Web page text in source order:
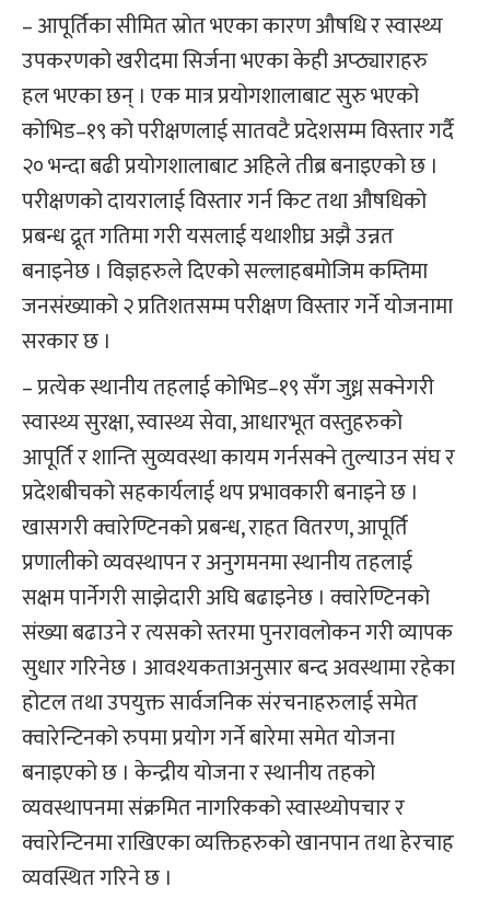
– आपूर्तिका सीमित स्रोत भएका कारण औषधि र स्वास्थ्य
उपकरणको खरीदमा सिर्जना भएका केही अप्ठ्याराहरु
हल भएका छन् । एक मात्र प्रयोगशालाबाट सुरु भएको
कोभिड–१९ को परीक्षणलाई सातवटै प्रदेशसम्म विस्तार गर्दै
२० भन्दा बढी प्रयोगशालाबाट अहिले तीब्र बनाइएको छ ।
परीक्षणको दायरालाई विस्तार गर्न किट तथा औषधिको
प्रबन्ध द्रूत गतिमा गरी यसलाई यथाशीघ्र अझै उन्नत
बनाइनेछ । विज्ञहरुले दिएको सल्लाहबमोजिम कम्तिमा
जनसंख्याको २ प्रतिशतसम्म परीक्षण विस्तार गर्ने योजनामा
सरकार छ ।
– प्रत्येक स्थानीय तहलाई कोभिड–१९ सँग जुध्न सक्नेगरी
स्वास्थ्य सुरक्षा, स्वास्थ्य सेवा, आधारभूत वस्तुहरुको
आपूर्ति र शान्ति सुव्यवस्था कायम गर्नसक्ने तुल्याउन संघ र
प्रदेशबीचको सहकार्यलाई थप प्रभावकारी बनाइने छ ।
खासगरी क्वारेण्टिनको प्रबन्ध, राहत वितरण, आपूर्ति
प्रणालीको व्यवस्थापन र अनुगमनमा स्थानीय तहलाई
सक्षम पार्नेगरी साझेदारी अघि बढाइनेछ । क्वारेण्टिनको
संख्या बढाउने र त्यसको स्तरमा पुनरावलोकन गरी व्यापक
सुधार गरिनेछ । आवश्यकताअनुसार बन्द अवस्थामा रहेका
होटल तथा उपयुक्त सार्वजनिक संरचनाहरुलाई समेत
क्वारेन्टिनको रुपमा प्रयोग गर्ने बारेमा समेत योजना
बनाइएको छ । केन्द्रीय योजना र स्थानीय तहको
व्यवस्थापनमा संक्रमित नागरिकको स्वास्थ्योपचार र
क्वारेन्टिनमा राखिएका व्यक्तिहरुको खानपान तथा हेरचाह
व्यवस्थित गरिने छ ।